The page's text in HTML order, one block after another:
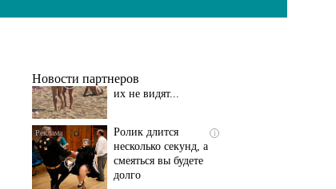
Новости партнеров
Ролик длится
долго
Как пенсионеры 1945-